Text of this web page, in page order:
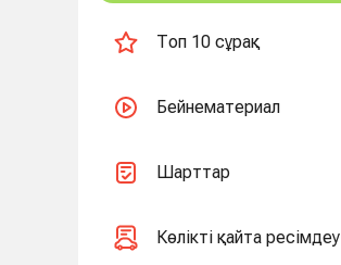
Топ 10 сұрақ
Бейнематериал
Шарттар
Көлікті қайта ресімдеу